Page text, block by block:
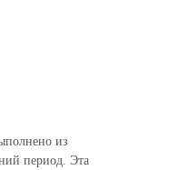
из
период. Эта